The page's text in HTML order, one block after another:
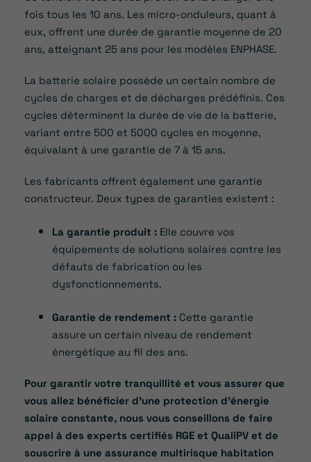
fois tous les 10 ans. Les micro-onduleurs, quant à
eux, offrent une durée de garantie moyenne de 20
ans, atteignant 25 ans pour les modèles ENPHASE.
La batterie solaire possède un certain nombre de
cycles de charges et de décharges prédéfinis. Ces
cycles déterminent la durée de vie de la batterie,
variant entre 500 et 5000 cycles en moyenne,
équivalant à une garantie de 7 à 15 ans.
Les fabricants offrent également une garantie
constructeur. Deux types de garanties existent :
La garantie produit : Elle couvre vos
équipements de solutions solaires contre les
défauts de fabrication ou les
dysfonctionnements.
Garantie de rendement : Cette garantie
assure un certain niveau de rendement
énergétique au fil des ans.
Pour garantir votre tranquillité et vous assurer que
vous allez bénéficier d’une protection d’énergie
solaire constante, nous vous conseillons de faire
appel à des experts certifiés RGE et QualiPV et de
souscrire à une assurance multirisque habitation